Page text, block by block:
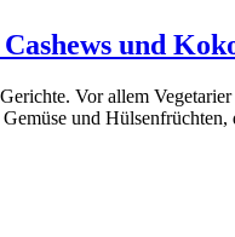
und
Vor allem
und